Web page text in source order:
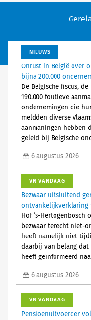
NIEUWS
Onrust in België over
bijna 200.000
De Belgische fiscus,
190.000 foutieve
ondernemingen die
meldden diverse
aanmaningen hebben
geleid bij Belgische
6 augustus 2026
VN VANDAAG
Bezwaar uitsluitend
ontvankelijkverklaring
Hof ’s-
bezwaar terecht niet-
heeft namelijk niet
daarbij van belang dat
heeft geïnformeerd
6 augustus 2026
VN VANDAAG
Pensioenuitvoerder